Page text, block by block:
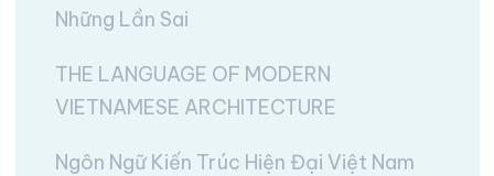
Những Lần Sai
THE LANGUAGE OF MODERN
VIETNAMESE ARCHITECTURE
Ngôn Ngữ Kiến Trúc Hiện Đại Việt Nam